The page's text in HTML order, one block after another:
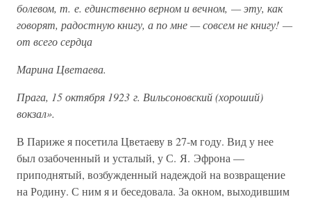
болевом, т. е. единственно верном и вечном, — эту, как
говорят, радостную книгу, а по мне — совсем не книгу! —
от всего сердца
Марина Цветаева.
Прага, 15 октября 1923 г. Вильсоновский (хороший)
вокзал».
В Париже я посетила Цветаеву в 27-м году. Вид у нее
был озабоченный и усталый, у С. Я. Эфрона —
приподнятый, возбужденный надеждой на возвращение
на Родину. С ним я и беседовала. За окном, выходившим